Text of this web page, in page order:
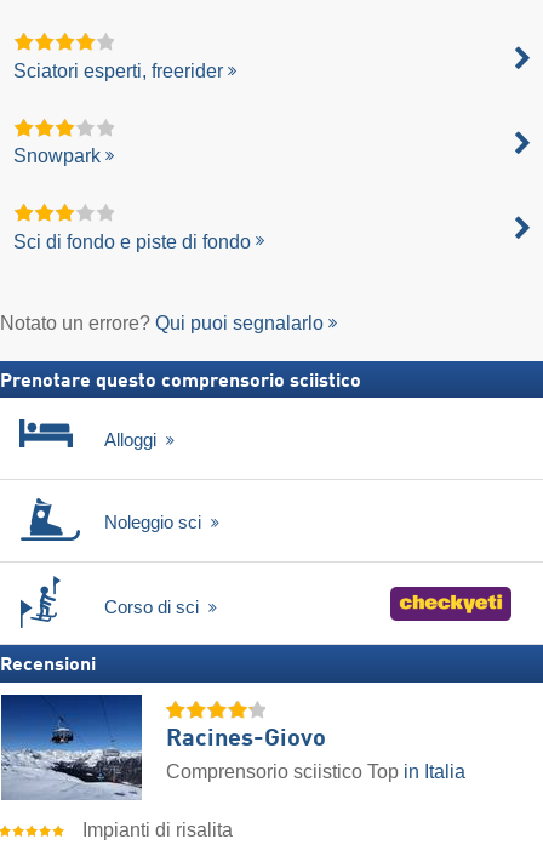
Sciatori esperti, freerider
Snowpark
Sci di fondo e piste di fondo
Notato un errore? Qui puoi segnalarlo
Prenotare questo comprensorio sciistico
Alloggi
Noleggio sci
Corso di sci
Recensioni
Racines-Giovo
Comprensorio sciistico Top in Italia
Impianti di risalita